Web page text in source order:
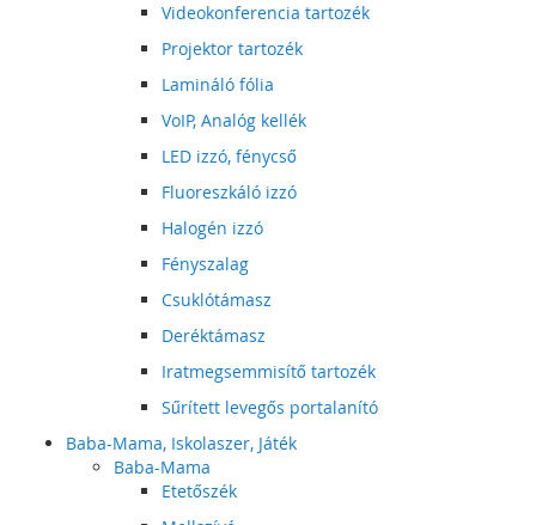
Videokonferencia tartozék
Projektor tartozék
Lamináló fólia
VoIP, Analóg kellék
LED izzó, fénycső
Fluoreszkáló izzó
Halogén izzó
Fényszalag
Csuklótámasz
Deréktámasz
Iratmegsemmisítő tartozék
Sűrített levegős portalanító
Baba-Mama, Iskolaszer, Játék
Baba-Mama
Etetőszék